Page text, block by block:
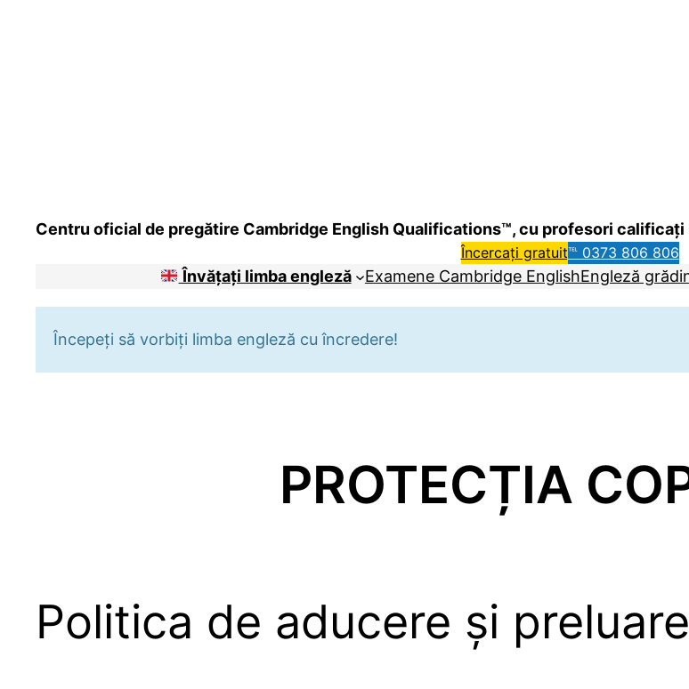
Centru oficial de pregătire Cambridge English Qualifications™, cu profesori calificați
Încercați gratuit℡ 0373 806 806
Învățați limba engleză Examene Cambridge EnglishEngleză
Începeți să vorbiți limba engleză cu încredere!
PROTECȚIA
Politica de aducere și